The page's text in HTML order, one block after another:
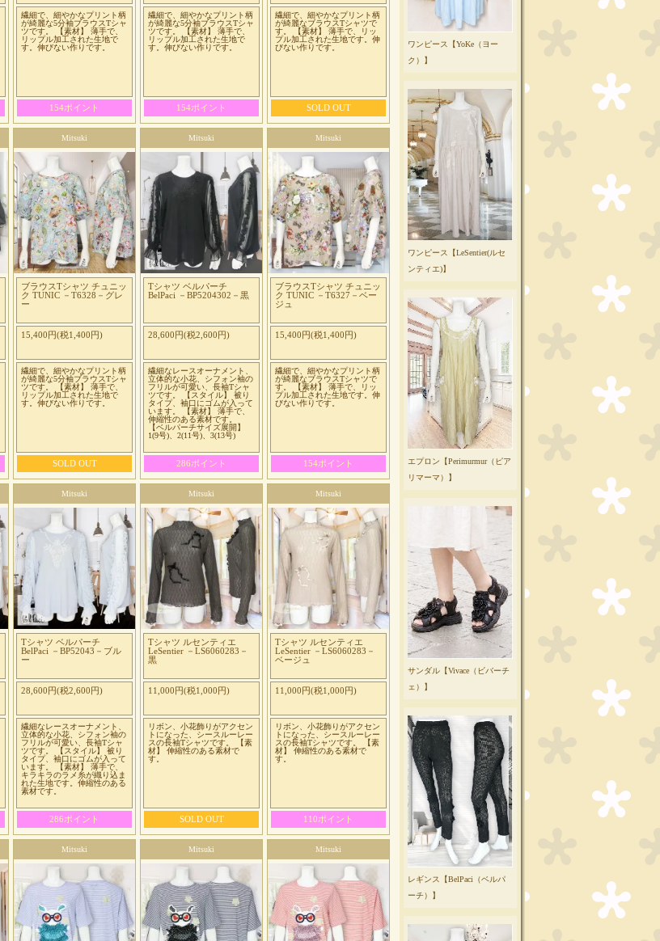
繊細で、細やかなプリント柄
が綺麗な5分袖ブラウスTシャ
ツです。 【素材】 薄手で、
リップル加工された生地で
す。伸びない作りです。
154ポイント
繊細で、細やかなプリント柄
が綺麗な5分袖ブラウスTシャ
ツです。 【素材】 薄手で、
リップル加工された生地で
す。伸びない作りです。
154ポイント
繊細で、細やかなプリント柄
が綺麗なブラウスTシャツで
す。 【素材】 薄手で、リッ
プル加工された生地です。伸
びない作りです。
SOLD OUT
Mitsuki
ブラウスTシャツ チュニッ
ク TUNIC －T6328－グレ
ー
15,400円(税1,400円)
繊細で、細やかなプリント柄
が綺麗な5分袖ブラウスTシャ
ツです。 【素材】 薄手で、
リップル加工された生地で
す。伸びない作りです。
SOLD OUT
Mitsuki
Tシャツ ベルパーチ
BelPaci －BP5204302－黒
28,600円(税2,600円)
繊細なレースオーナメント、
立体的な小花、シフォン袖の
フリルが可愛い、長袖Tシャ
ツです。 【スタイル】 被り
タイプ、袖口にゴムが入って
います。 【素材】 薄手で、
伸縮性のある素材です。
【ベルパーチサイズ展開】
1(9号)、2(11号)、3(13号)
286ポイント
Mitsuki
ブラウスTシャツ チュニッ
ク TUNIC －T6327－ベー
ジュ
15,400円(税1,400円)
繊細で、細やかなプリント柄
が綺麗なブラウスTシャツで
す。 【素材】 薄手で、リッ
プル加工された生地です。伸
びない作りです。
154ポイント
Mitsuki
Tシャツ ベルパーチ
BelPaci －BP52043－ブル
ー
28,600円(税2,600円)
繊細なレースオーナメント、
立体的な小花、シフォン袖の
フリルが可愛い、長袖Tシャ
ツです。 【スタイル】 被り
タイプ、袖口にゴムが入って
います。 【素材】 薄手で、
キラキラのラメ糸が織り込ま
れた生地です。伸縮性のある
素材です。
286ポイント
Mitsuki
Tシャツ ルセンティエ
LeSentier －LS6060283－
黒
11,000円(税1,000円)
リボン、小花飾りがアクセン
トになった、シースルーレー
スの長袖Tシャツです。 【素
材】 伸縮性のある素材で
す。
SOLD OUT
Mitsuki
Tシャツ ルセンティエ
LeSentier －LS6060283－
ベージュ
11,000円(税1,000円)
リボン、小花飾りがアクセン
トになった、シースルーレー
スの長袖Tシャツです。 【素
材】 伸縮性のある素材で
す。
110ポイント
Mitsuki Mitsuki Mitsuki
ワンピース【YoKe（ヨー
ク）】
ワンピース【LeSentier(ルセ
ンティエ)】
エプロン【Perimurmur（ピア
リマーマ）】
サンダル【Vivace（ビバーチ
ェ）】
レギンス【BelPaci（ベルパ
ーチ）】